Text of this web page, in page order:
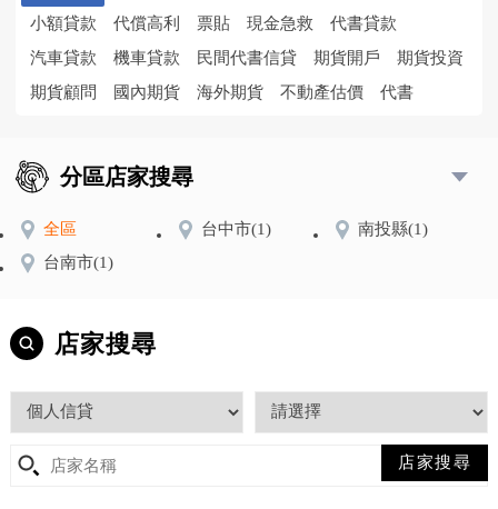
小額貸款
代償高利 票貼 現金急救
代書貸款
汽車貸款
機車貸款 民間代書信貸 期貨開戶
期貨投資
期貨顧問
國內期貨 海外期貨 不動產估價 代書
分區店家搜尋
全區 台中市(1) 南投縣(1)
台南市(1)
店家搜尋